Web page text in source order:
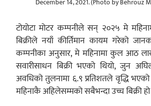
December 14, 2021. (Photo by Behrouz
टोयोटा मोटर कम्पनीले सन् २०२५ मे
बिक्रीले नयाँ कीर्तिमान कायम गरेको
कम्पनीका अनुसार, मे महिनामा कुल आठ
सवारीसाधन बिक्री भएको थियो, जुन
अवधिको तुलनामा ६.९ प्रतिशतले वृद्धि
महिनाकै अहिलेसम्मको सबैभन्दा उच्च बिक्री हो